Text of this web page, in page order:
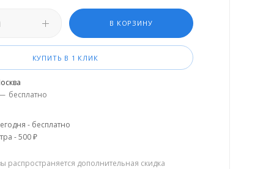
В КОРЗИНУ
КУПИТЬ В 1 КЛИК
бесплатно
- бесплатно
- 500 ₽
распространяется дополнительная скидка